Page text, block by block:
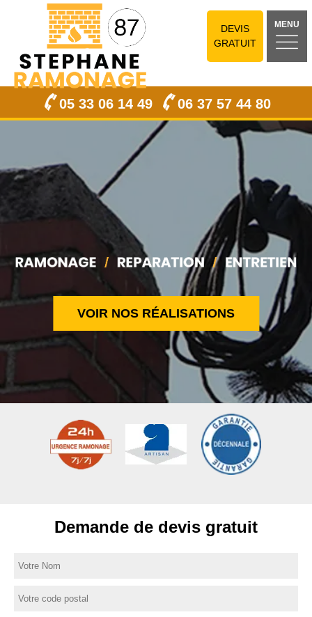
DEVIS
GRATUIT
MENU
05 33 06 14 49 06 37 57 44 80
VOIR NOS RÉALISATIONS
Demande de devis gratuit